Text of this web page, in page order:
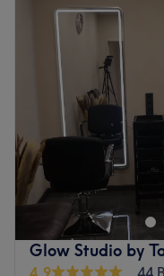
Mittwoch
Donnerstag
Freitag
Samstag
Sonntag
Dein Haar – dein
Frankfurt am Main-
Ausdruck deiner
Gespür für Trends,
langjähriger
Stylings, die
Glow Studio by